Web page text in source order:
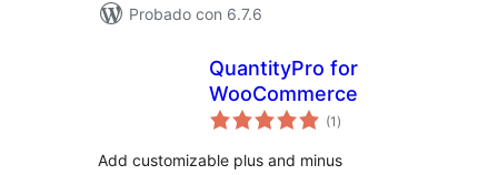
Probado con 6.7.6
QuantityPro for
WooCommerce
(1 total
de
)
Add customizable plus and minus